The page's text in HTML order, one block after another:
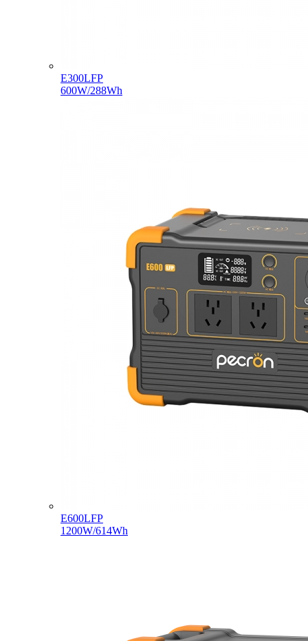
E300LFP
600W/288Wh
E600LFP
1200W/614Wh